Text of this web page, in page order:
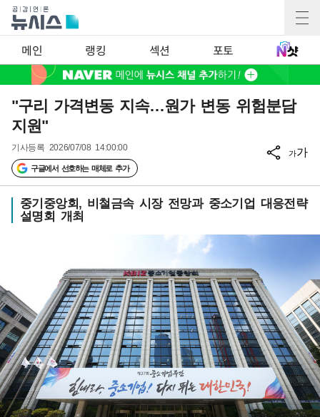
메인 랭킹 섹션 포토
"구리 가격변동 지속…원가 변동 위험분담
지원"
기사등록 2026/07/08 14:00:00
구글에서 선호하는 매체로 추가
가가
중기중앙회, 비철금속 시장 전망과 중소기업 대응전략
설명회 개최